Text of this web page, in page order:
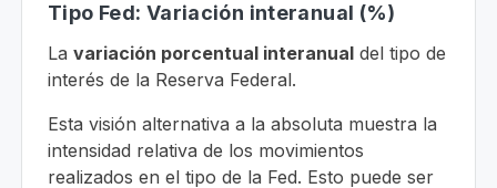
Tipo Fed: Variación interanual (%)
La variación porcentual interanual del tipo de
interés de la Reserva Federal.
Esta visión alternativa a la absoluta muestra la
intensidad relativa de los movimientos
realizados en el tipo de la Fed. Esto puede ser